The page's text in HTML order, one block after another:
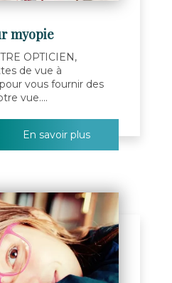
myopie
OPTICIEN,
de vue à
vous fournir des
vue....
En savoir plus